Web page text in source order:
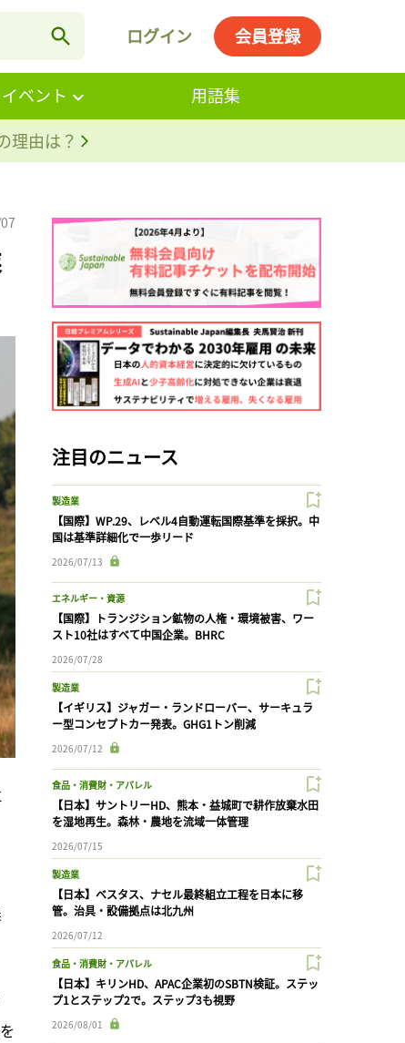
ログイン 会員登録
ベント
用語集
理由は？
注目のニュース
製造業
【国際】WP.29、レベル4自動運転国際基準を採択。中
国は基準詳細化で一歩リード
2026/07/13
エネルギー・資源
【国際】トランジション鉱物の人権・環境被害、ワー
スト10社はすべて中国企業。BHRC
2026/07/28
製造業
【イギリス】ジャガー・ランドローバー、サーキュラ
ー型コンセプトカー発表。GHG1トン削減
2026/07/12
食品・消費財・アパレル
【日本】サントリーHD、熊本・益城町で耕作放棄水田
を湿地再生。森林・農地を流域一体管理
2026/07/15
製造業
【日本】ベスタス、ナセル最終組立工程を日本に移
管。治具・設備拠点は北九州
2026/07/12
食品・消費財・アパレル
【日本】キリンHD、APAC企業初のSBTN検証。ステッ
プ1とステップ2で。ステップ3も視野
2026/08/01